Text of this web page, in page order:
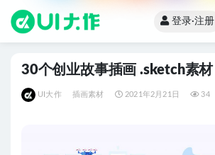
登录·注册
30个创业故事插画 .sketch素材
UI大作 插画素材 2021年2月21日 34